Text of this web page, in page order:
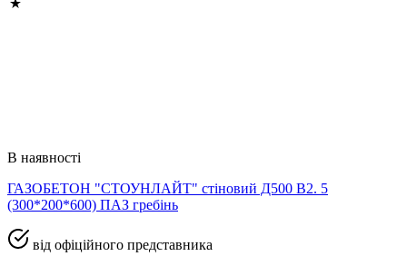
В наявності
ГАЗОБЕТОН "СТОУНЛАЙТ" стіновий Д500 В2. 5
(300*200*600) ПАЗ гребінь
від офіційного представника